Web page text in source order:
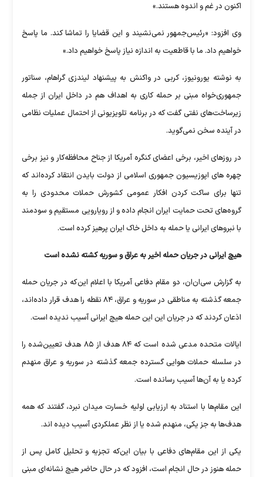
اکنون در غم و اندوه هستند.»
وی افزود: «رئیس‌جمهور نمی‌نشیند و این قضایا را تماشا کند. ما پاسخ
خواهیم داد. ما با قاطعیت به اندازه نیاز پاسخ خواهیم داد.»
به نوشته یورونیوز، کربی در واکنش به پیشنهاد لیندزی گراهام، سناتور
جمهوری‌خواه مبنی بر حمله کاری به اهداف هم در داخل ایران از جمله
زیرساخت‌های نفتی گفت که در برنامه تلویزیونی از احتمال عملیات نظامی
در آینده سخن نمی‌گوید.
در روز‌های اخیر، برخی اعضای کنگره آمریکا از جناح محافظه‌کار و نیز برخی
چهره های اپوزیسیون جمهوری اسلامی از دولت بایدن انتقاد کرده‌اند که
تنها برای ساکت کردن افکار عمومی کشورش حملات محدودی را به
گروه‌های تحت حمایت ایران انجام داده و از رویارویی مستقیم و سودمند
با نبرو‌های ایرانی یا حمله به داخل خاک ایران پرهیز کرده است.
هیچ ایرانی در جریان حمله اخیر به عراق و سوریه کشته نشده است
به گزارش سی‌ان‌ان، دو مقام دفاعی آمریکا با اعلام این‌که در جریان حمله
جمعه گذشته به مناطقی در سوریه و عراق، ۸۴ نقطه را هدف قرار داده‌اند،
اذعان کردند که در جریان این این حمله هیچ ایرانی آسیب ندیده است.
ایالات متحده مدعی شده است که ۸۴ هدف از ۸۵ هدف تعیین‌شده را
در سلسله حملات هوایی گسترده جمعه گذشته در سوریه و عراق منهدم
کرده یا به آن‌ها آسیب رسانده است.
این مقام‌ها با استناد به ارزیابی اولیه خسارت میدان نبرد، گفتند که همه
هدف‌ها به جز یکی، منهدم شده یا از نظر عملکردی آسیب دیده اند.
یکی از این مقام‌های دفاعی با بیان این‌که تجزیه و تحلیل کامل پس از
حمله هنوز در حال انجام است، افزود که در حال حاضر هیچ نشانه‌ای مبنی